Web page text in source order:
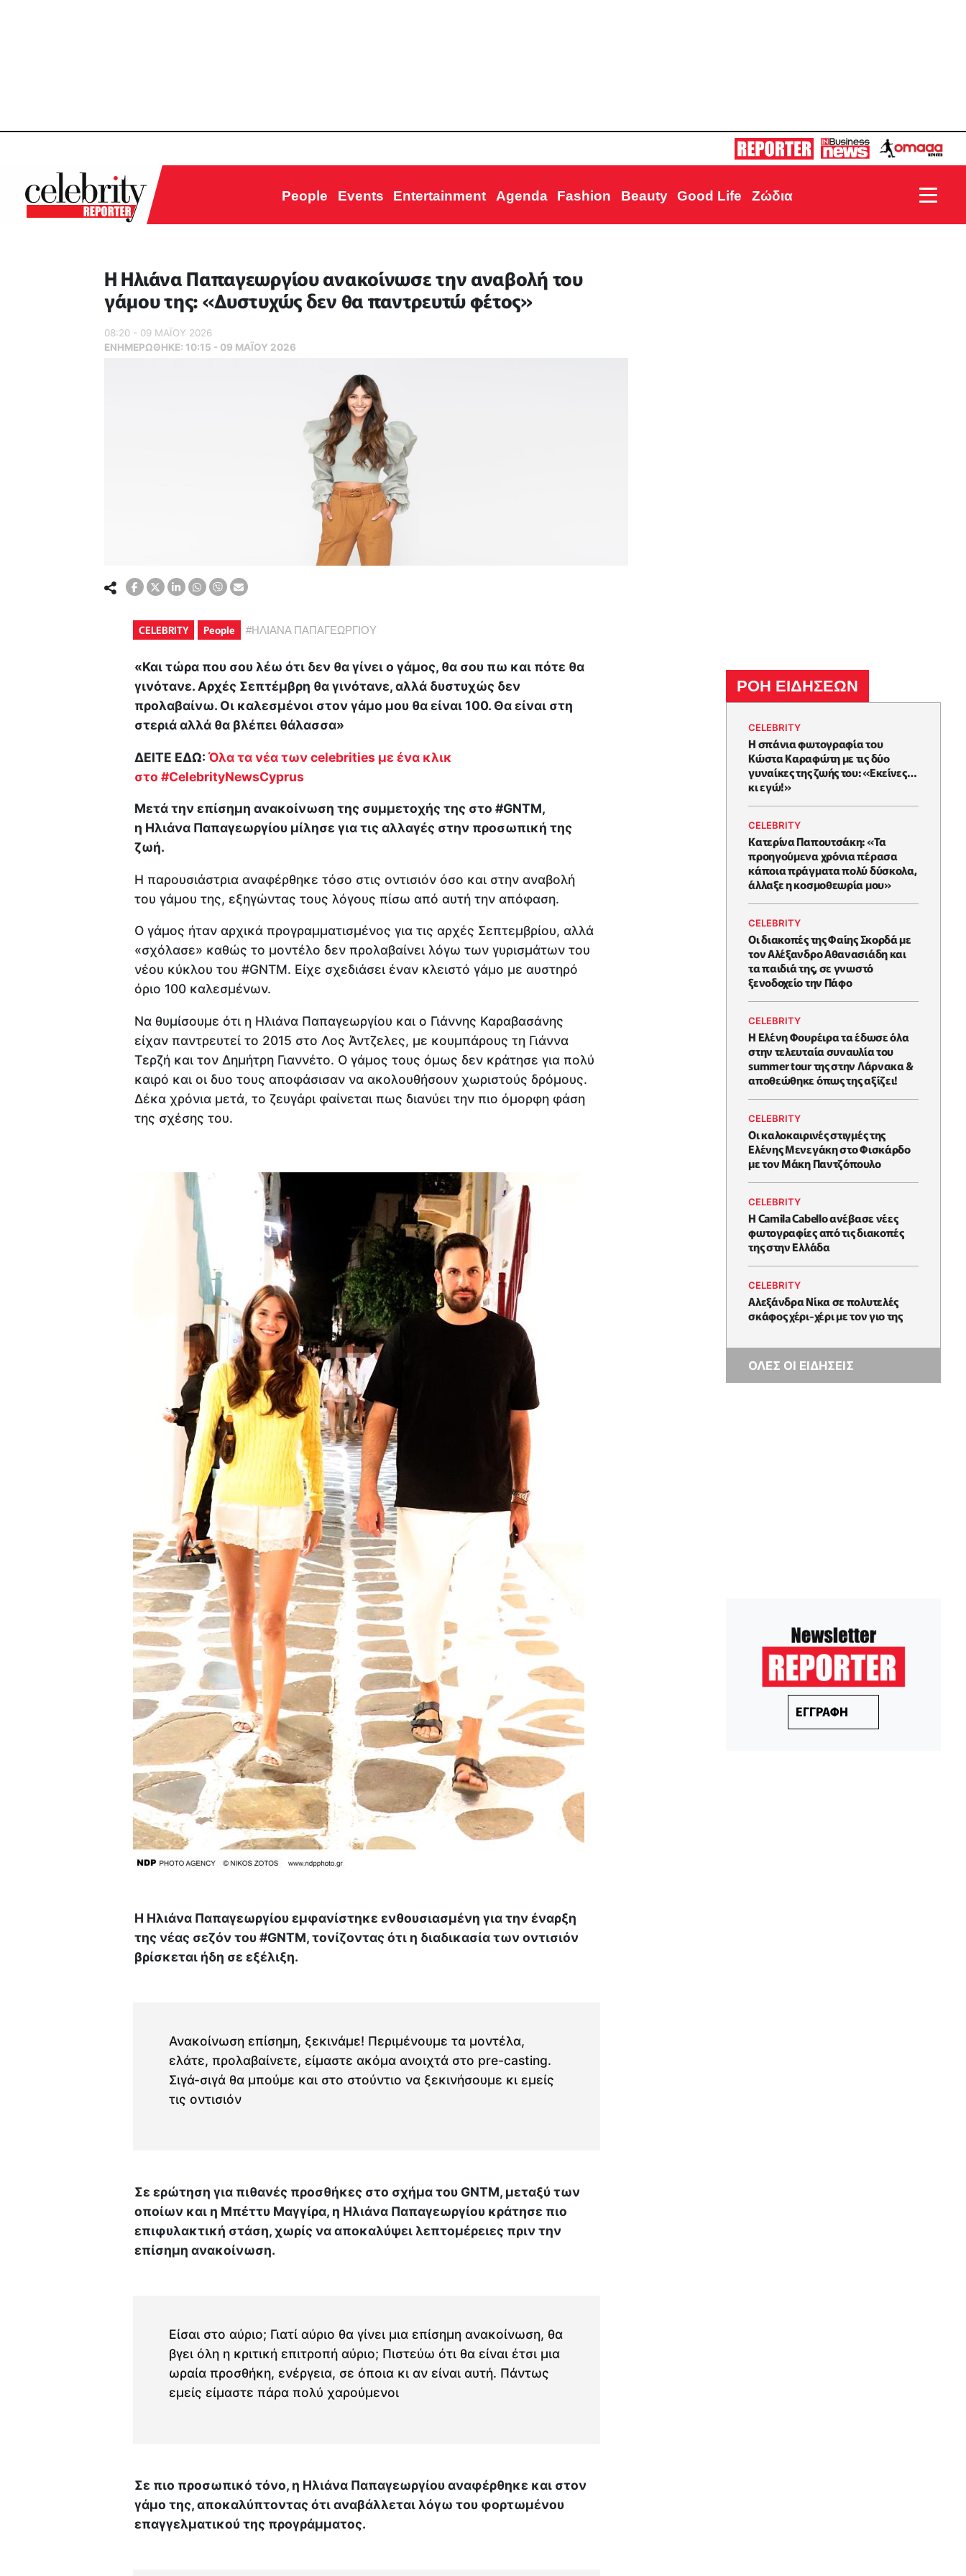
People Events Entertainment Agenda Fashion Beauty Good Life Ζώδια
H Ηλιάνα Παπαγεωργίου ανακοίνωσε την αναβολή του
γάμου της: «Δυστυχώς δεν θα παντρευτώ φέτος»
08:20 - 09 ΜΑΪ́ΟΥ 2026
ΕΝΗΜΕΡΏΘΗΚΕ: 10:15 - 09 ΜΑΪ́ΟΥ 2026
CELEBRITY People #ΗΛΙΑΝΑ ΠΑΠΑΓΕΩΡΓΙΟΥ
«Και τώρα που σου λέω ότι δεν θα γίνει ο γάμος, θα σου πω και πότε θα
γινότανε. Αρχές Σεπτέμβρη θα γινότανε, αλλά δυστυχώς δεν
προλαβαίνω. Οι καλεσμένοι στον γάμο μου θα είναι 100. Θα είναι στη
στεριά αλλά θα βλέπει θάλασσα»
ΔΕΙΤΕ ΕΔΩ: Όλα τα νέα των celebrities με ένα κλικ
στο #CelebrityNewsCyprus
Μετά την επίσημη ανακοίνωση της συμμετοχής της στο #GNTM,
η Ηλιάνα Παπαγεωργίου μίλησε για τις αλλαγές στην προσωπική της
ζωή.
Η παρουσιάστρια αναφέρθηκε τόσο στις οντισιόν όσο και στην αναβολή
του γάμου της, εξηγώντας τους λόγους πίσω από αυτή την απόφαση.
Ο γάμος ήταν αρχικά προγραμματισμένος για τις αρχές Σεπτεμβρίου, αλλά
«σχόλασε» καθώς το μοντέλο δεν προλαβαίνει λόγω των γυρισμάτων του
νέου κύκλου του #GNTM. Είχε σχεδιάσει έναν κλειστό γάμο με αυστηρό
όριο 100 καλεσμένων.
Να θυμίσουμε ότι η Ηλιάνα Παπαγεωργίου και ο Γιάννης Καραβασάνης
είχαν παντρευτεί το 2015 στο Λος Άντζελες, με κουμπάρους τη Γιάννα
Τερζή και τον Δημήτρη Γιαννέτο. Ο γάμος τους όμως δεν κράτησε για πολύ
καιρό και οι δυο τους αποφάσισαν να ακολουθήσουν χωριστούς δρόμους.
Δέκα χρόνια μετά, το ζευγάρι φαίνεται πως διανύει την πιο όμορφη φάση
της σχέσης του.
Η Ηλιάνα Παπαγεωργίου εμφανίστηκε ενθουσιασμένη για την έναρξη
της νέας σεζόν του #GNTM, τονίζοντας ότι η διαδικασία των οντισιόν
βρίσκεται ήδη σε εξέλιξη.
Ανακοίνωση επίσημη, ξεκινάμε! Περιμένουμε τα μοντέλα,
ελάτε, προλαβαίνετε, είμαστε ακόμα ανοιχτά στο pre-casting.
Σιγά-σιγά θα μπούμε και στο στούντιο να ξεκινήσουμε κι εμείς
τις οντισιόν
Σε ερώτηση για πιθανές προσθήκες στο σχήμα του GNTM, μεταξύ των
οποίων και η Μπέττυ Μαγγίρα, η Ηλιάνα Παπαγεωργίου κράτησε πιο
επιφυλακτική στάση, χωρίς να αποκαλύψει λεπτομέρειες πριν την
επίσημη ανακοίνωση.
Είσαι στο αύριο; Γιατί αύριο θα γίνει μια επίσημη ανακοίνωση, θα
βγει όλη η κριτική επιτροπή αύριο; Πιστεύω ότι θα είναι έτσι μια
ωραία προσθήκη, ενέργεια, σε όποια κι αν είναι αυτή. Πάντως
εμείς είμαστε πάρα πολύ χαρούμενοι
Σε πιο προσωπικό τόνο, η Ηλιάνα Παπαγεωργίου αναφέρθηκε και στον
γάμο της, αποκαλύπτοντας ότι αναβάλλεται λόγω του φορτωμένου
επαγγελματικού της προγράμματος.
ΡΟΗ ΕΙΔΗΣΕΩΝ
CELEBRITY
Η σπάνια φωτογραφία του
Κώστα Καραφώτη με τις δύο
γυναίκες της ζωής του: «Εκείνες…
κι εγώ!»
CELEBRITY
Κατερίνα Παπουτσάκη: «Τα
προηγούμενα χρόνια πέρασα
κάποια πράγματα πολύ δύσκολα,
άλλαξε η κοσμοθεωρία μου»
CELEBRITY
Οι διακοπές της Φαίης Σκορδά με
τον Αλέξανδρο Αθανασιάδη και
τα παιδιά της, σε γνωστό
ξενοδοχείο την Πάφο
CELEBRITY
Η Ελένη Φουρέιρα τα έδωσε όλα
στην τελευταία συναυλία του
summer tour της στην Λάρνακα &
αποθεώθηκε όπως της αξίζει!
CELEBRITY
Oι καλοκαιρινές στιγμές της
Ελένης Μενεγάκη στο Φισκάρδο
με τον Μάκη Παντζόπουλο
CELEBRITY
Η Camila Cabello ανέβασε νέες
φωτογραφίες από τις διακοπές
της στην Ελλάδα
CELEBRITY
Αλεξάνδρα Νίκα σε πολυτελές
σκάφος χέρι-χέρι με τον γιο της
ΟΛΕΣ ΟΙ ΕΙΔΗΣΕΙΣ
ΕΓΓΡΑΦΗ